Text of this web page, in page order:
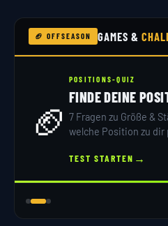
🏈 OFFSEASON GAMES &
🏈
POSITIONS-QUIZ
FINDE DEINE
7 Fragen zu Größe &
welche Position zu dir
TEST STARTEN →